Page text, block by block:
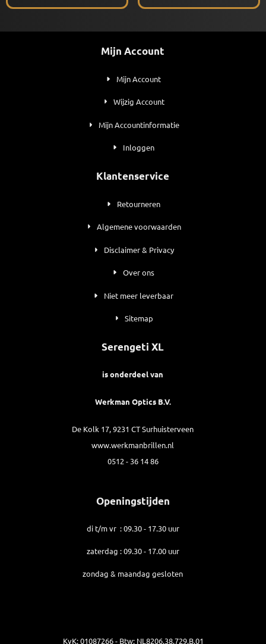
Mijn Account
Mijn Account
Wijzig Account
Mijn Accountinformatie
Inloggen
Klantenservice
Retourneren
Algemene voorwaarden
Disclaimer & Privacy
Over ons
Niet meer leverbaar
Sitemap
Serengeti XL
is onderdeel van
Werkman Optics B.V.
De Kolk 17, 9231 CT Surhuisterveen
www.werkmanbrillen.nl
0512 - 36 14 86
Openingstijden
di t/m vr : 09.30 - 17.30 uur
zaterdag : 09.30 - 17.00 uur
zondag & maandag gesloten
KvK: 01087266 - Btw: NL8206.38.729.B.01